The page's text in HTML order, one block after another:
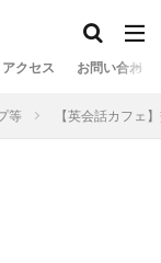
アクセス お問い合わせ
等 【英会話カフェ